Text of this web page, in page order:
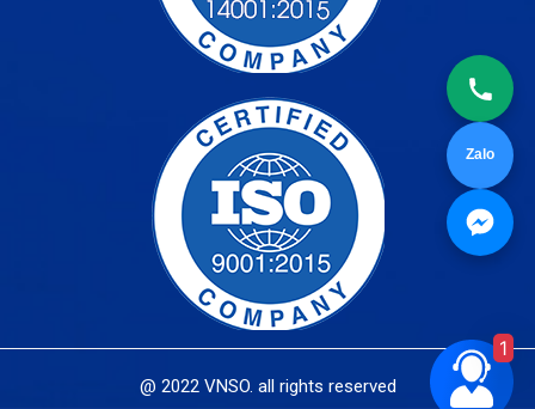
Zalo
@ 2022 VNSO. all rights reserved
1